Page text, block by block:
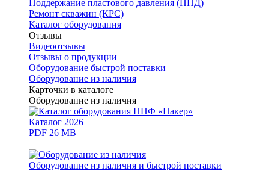
Поддержание пластового давления (ППД)
Ремонт скважин (КРС)
Каталог оборудования
Отзывы
Видеоотзывы
Отзывы о продукции
Оборудование быстрой поставки
Оборудование из наличия
Карточки в каталоге
Оборудование из наличия
Каталог 2026
PDF 26 MB
Оборудование из наличия и быстрой поставки